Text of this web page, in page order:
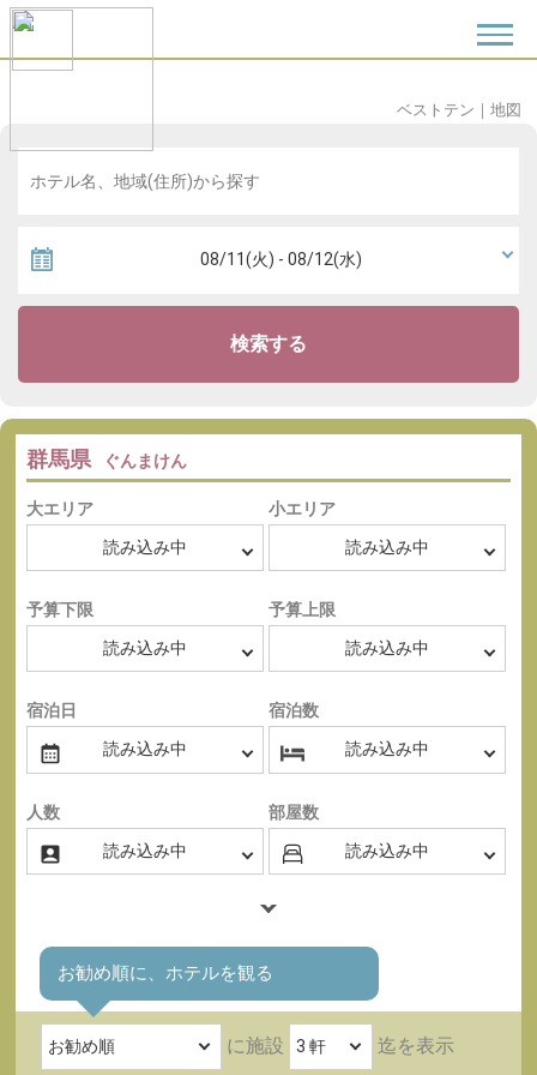
地図
｜
ベストテン
検索する
群馬県 ぐんまけん
大エリア 小エリア
予算下限 予算上限
宿泊日 宿泊数
人数 部屋数
お勧め順に、ホテルを観る
に施設 迄を表示